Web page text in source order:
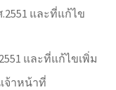
และที่แก้ไข
และที่แก้ไขเพิ่ม
จ้าหน้าที่